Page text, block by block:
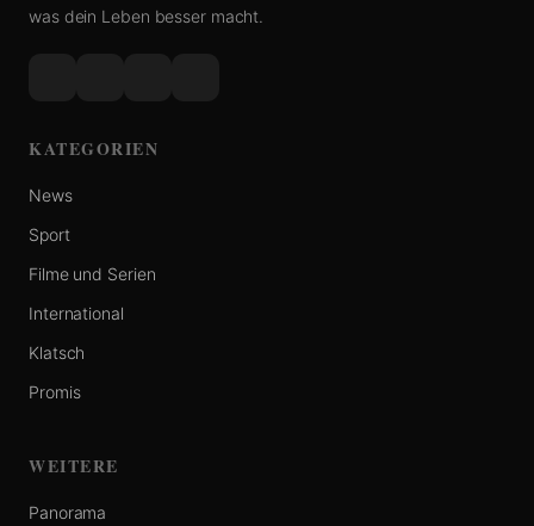
was dein Leben besser macht.
KATEGORIEN
News
Sport
Filme und Serien
International
Klatsch
Promis
WEITERE
Panorama